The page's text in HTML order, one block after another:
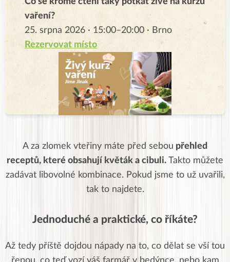
vaření?
25. srpna 2026 · 15:00–20:00 · Brno
Rezervovat místo
A za zlomek vteřiny máte před sebou přehled
receptů, které obsahují květák a cibuli.
Takto můžete
zadávat libovolné kombinace. Pokud jsme to už uvařili,
tak to najdete.
Jednoduché a praktické, co říkáte?
Až tedy příště dojdou nápady na to, co dělat se vší tou